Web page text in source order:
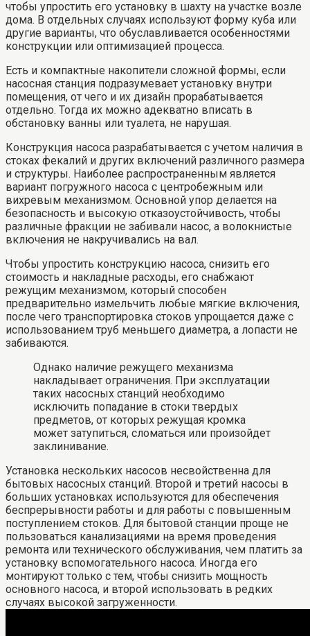
чтобы упростить его установку в шахту на участке возле
дома. В отдельных случаях используют форму куба или
другие варианты, что обуславливается особенностями
конструкции или оптимизацией процесса.
Есть и компактные накопители сложной формы, если
насосная станция подразумевает установку внутри
помещения, от чего и их дизайн прорабатывается
отдельно. Тогда их можно адекватно вписать в
обстановку ванны или туалета, не нарушая.
Конструкция насоса разрабатывается с учетом наличия в
стоках фекалий и других включений различного размера
и структуры. Наиболее распространенным является
вариант погружного насоса с центробежным или
вихревым механизмом. Основной упор делается на
безопасность и высокую отказоустойчивость, чтобы
различные фракции не забивали насос, а волокнистые
включения не накручивались на вал.
Чтобы упростить конструкцию насоса, снизить его
стоимость и накладные расходы, его снабжают
режущим механизмом, который способен
предварительно измельчить любые мягкие включения,
после чего транспортировка стоков упрощается даже с
использованием труб меньшего диаметра, а лопасти не
забиваются.
Однако наличие режущего механизма
накладывает ограничения. При эксплуатации
таких насосных станций необходимо
исключить попадание в стоки твердых
предметов, от которых режущая кромка
может затупиться, сломаться или произойдет
заклинивание.
Установка нескольких насосов несвойственна для
бытовых насосных станций. Второй и третий насосы в
больших установках используются для обеспечения
беспрерывности работы и для работы с повышенным
поступлением стоков. Для бытовой станции проще не
пользоваться канализациями на время проведения
ремонта или технического обслуживания, чем платить за
установку вспомогательного насоса. Иногда его
монтируют только с тем, чтобы снизить мощность
основного насоса, и второй использовать в редких
случаях высокой загруженности.